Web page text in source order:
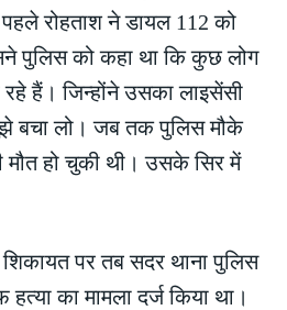
रोहताश ने डायल 112 को
पुलिस को कहा था कि कुछ लोग
हैं। जिन्होंने उसका लाइसेंसी
बचा लो। जब तक पुलिस मौके
मौत हो चुकी थी। उसके सिर में
पर तब सदर थाना पुलिस
का मामला दर्ज किया था।